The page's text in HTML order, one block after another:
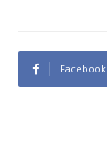
Facebook